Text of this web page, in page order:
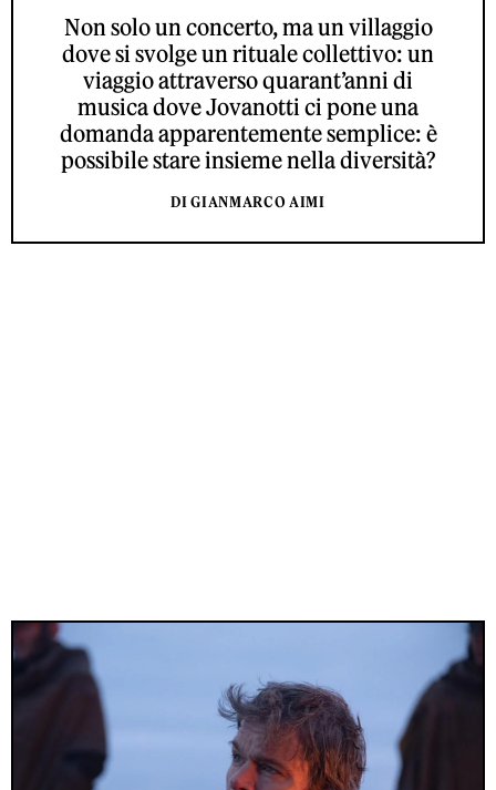
Non solo un concerto, ma un villaggio
dove si svolge un rituale collettivo: un
viaggio attraverso quarant’anni di
musica dove Jovanotti ci pone una
domanda apparentemente semplice: è
possibile stare insieme nella diversità?
DI GIANMARCO AIMI